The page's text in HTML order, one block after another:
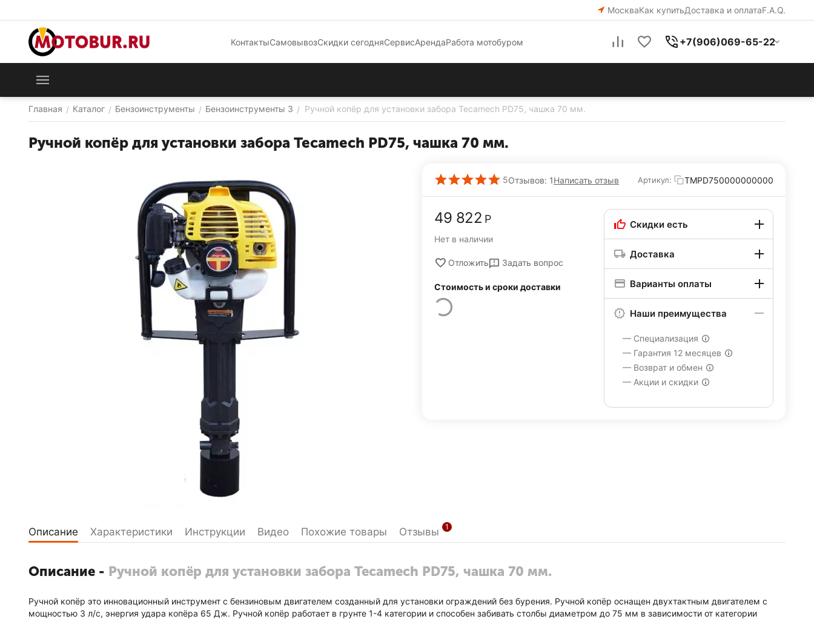
МоскваКак купитьДоставка и оплатаF.A.Q.
КонтактыСамовывозСкидки сегодняСервисАрендаРабота мотобуром +7(906)069-65-22
Главная / Каталог / Бензоинструменты / Бензоинструменты 3 / Ручной копёр для установки забора Tecamech PD75, чашка 70 мм.
Ручной копёр для установки забора Tecamech PD75, чашка 70 мм.
5Отзывов: 1Написать отзыв Артикул: TMPD750000000000
49 822 Р
Нет в наличии
Отложить Задать вопрос
Стоимость и сроки доставки
Скидки есть
Доставка
Варианты оплаты
Наши преимущества
— Специализация
— Гарантия 12 месяцев
— Возврат и обмен
— Акции и скидки
Описание Характеристики Инструкции Видео Похожие товары Отзывы 1
Описание - Ручной копёр для установки забора Tecamech PD75, чашка 70 мм.
Ручной копёр это инновационный инструмент с бензиновым двигателем созданный для установки ограждений без бурения. Ручной копёр оснащен двухтактным двигателем с
мощностью 3 л/с, энергия удара копёра 65 Дж. Ручной копёр работает в грунте 1-4 категории и способен забивать столбы диаметром до 75 мм в зависимости от категории